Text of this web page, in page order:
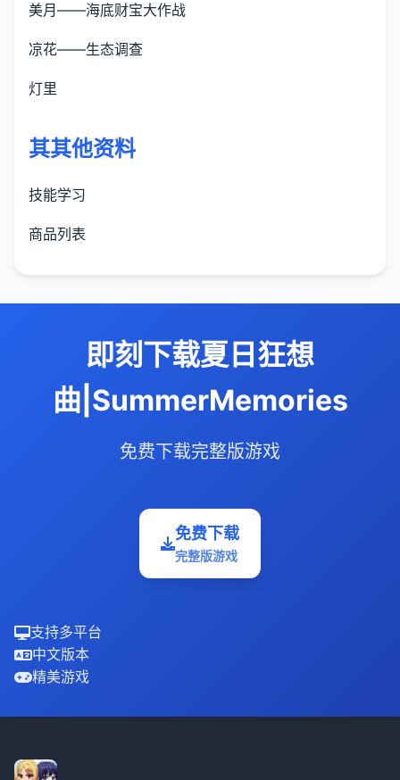
美月——海底财宝大作战
凉花——生态调查
灯里
其其他资料
技能学习
商品列表
即刻下载夏日狂想
曲|SummerMemories
免费下载完整版游戏
免费下载
完整版游戏
支持多平台
中文版本
精美游戏